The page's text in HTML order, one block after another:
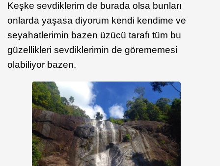
Keşke sevdiklerim de burada olsa bunları
onlarda yaşasa diyorum kendi kendime ve
seyahatlerimin bazen üzücü tarafı tüm bu
güzellikleri sevdiklerimin de görememesi
olabiliyor bazen.